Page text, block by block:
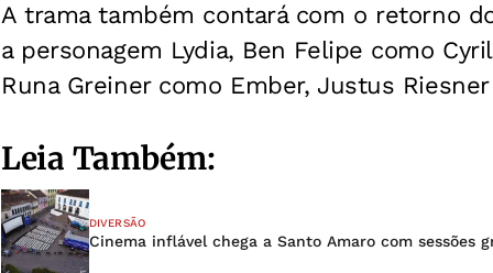
A trama também contará com o retorno
a personagem Lydia, Ben Felipe como
Runa Greiner como Ember, Justus
Leia Também:
DIVERSÃO
Cinema inflável chega a Santo Amaro com sessões